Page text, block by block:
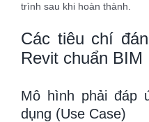
trình sau khi hoàn thành.
Các tiêu chí
Revit chuẩn BIM
Mô hình phải đáp
dụng (Use Case)